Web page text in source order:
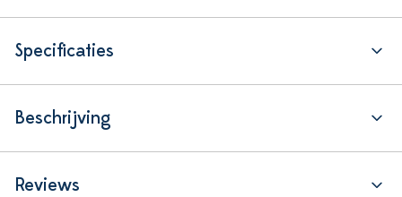
Specificaties
Beschrijving
Reviews